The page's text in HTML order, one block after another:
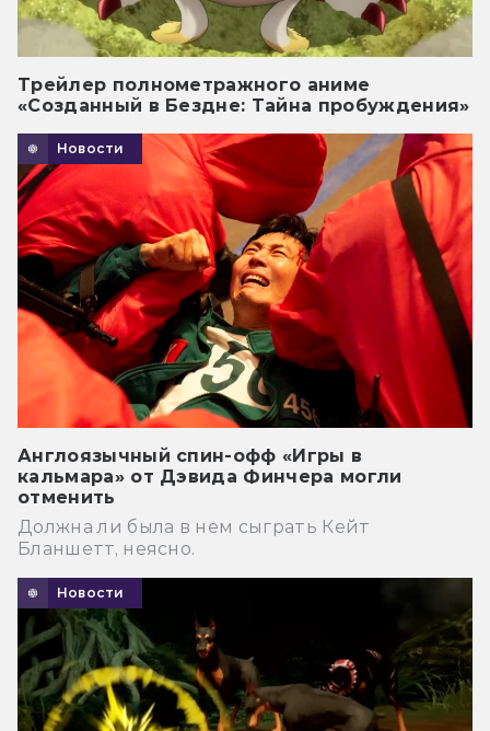
Трейлер полнометражного аниме
«Созданный в Бездне: Тайна пробуждения»
Новости
Англоязычный спин-офф «Игры в
кальмара» от Дэвида Финчера могли
отменить
Должна ли была в нем сыграть Кейт
Бланшетт, неясно.
Новости